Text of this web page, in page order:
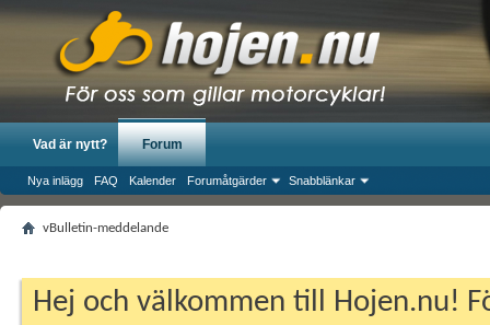
Vad är nytt? Forum
Nya inlägg FAQ Kalender Forumåtgärder Snabblänkar
vBulletin-meddelande
Hej och välkommen till Hojen.nu!